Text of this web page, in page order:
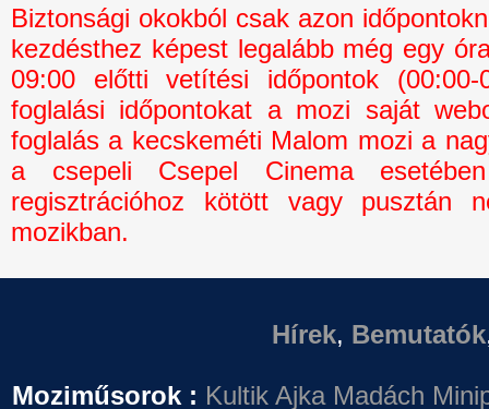
Biztonsági okokból csak azon
kezdésthez képest legalább még egy
09:00 előtti vetítési időpontok
foglalási időpontokat a mozi saját
foglalás a kecskeméti Malom mozi a
a csepeli Csepel Cinema
regisztrációhoz kötött vagy pusztán
mozikban.
Hírek, Bemutatók
Moziműsorok : Kultik Ajka Madách